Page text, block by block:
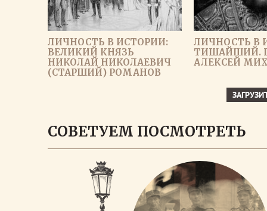
ЛИЧНОСТЬ В ИСТОРИИ:
ВЕЛИКИЙ КНЯЗЬ
НИКОЛАЙ НИКОЛАЕВИЧ
(СТАРШИЙ) РОМАНОВ
ЛИЧНОСТЬ В
ТИШАЙШИЙ.
АЛЕКСЕЙ
СОВЕТУЕМ ПОСМОТРЕТЬ